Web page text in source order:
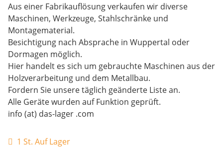
Aus einer Fabrikauflösung verkaufen wir diverse
Maschinen, Werkzeuge, Stahlschränke und
Montagematerial.
Besichtigung nach Absprache in Wuppertal oder
Dormagen möglich.
Hier handelt es sich um gebrauchte Maschinen aus der
Holzverarbeitung und dem Metallbau.
Fordern Sie unsere täglich geänderte Liste an.
Alle Geräte wurden auf Funktion geprüft.
info (at) das-lager .com
1 St. Auf Lager